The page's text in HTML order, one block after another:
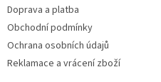
Doprava a platba
Obchodní podmínky
Ochrana osobních údajů
Reklamace a vrácení zboží